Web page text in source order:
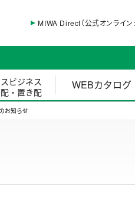
MIWA Direct（公式オンライン
ビジネス
・置き配
WEBカタログ
お知らせ